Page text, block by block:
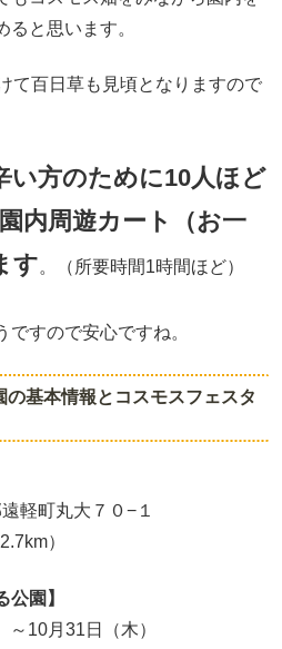
ると思います。
て百日草も見頃となりますので
い方のために10人ほど
内周遊カート（お一
す。（所要時間1時間ほど）
すので安心ですね。
の基本情報とコスモスフェスタ
軽町丸大７０−１
）
公園】
10月31日（木）